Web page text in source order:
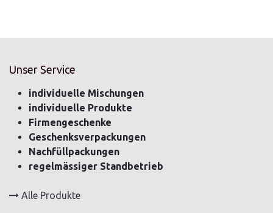
Unser Service
individuelle Mischungen
individuelle Produkte
Firmengeschenke
Geschenksverpackungen
Nachfüllpackungen
regelmässiger Standbetrieb
Alle Produkte